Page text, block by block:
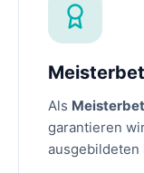
Als
garantieren
ausgebildeten